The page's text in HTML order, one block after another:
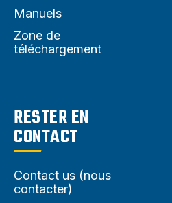
Manuels
Zone de
téléchargement
RESTER EN
CONTACT
Contact us (nous
contacter)